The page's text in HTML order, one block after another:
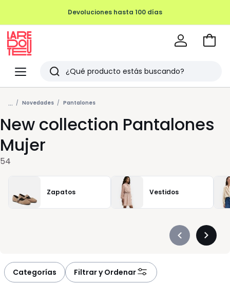
Menu
Redoute
Buscar
Últimos
artículos
vistos
Ir
... Novedades Pantalones
New collection Pantalones
Mujer
54
Zapatos Vestidos
Précédent
Categorías Filtrar y Ordenar